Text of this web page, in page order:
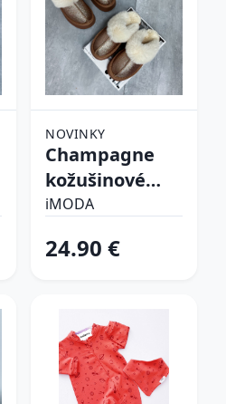
NOVINKY
Champagne
kožušinové
šľapky
iMODA
24.90 €